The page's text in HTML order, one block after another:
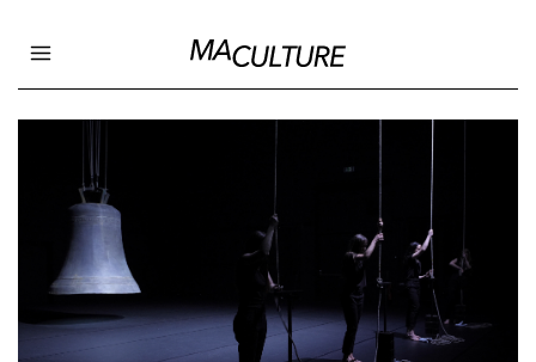
Open main menu
Ma Culture